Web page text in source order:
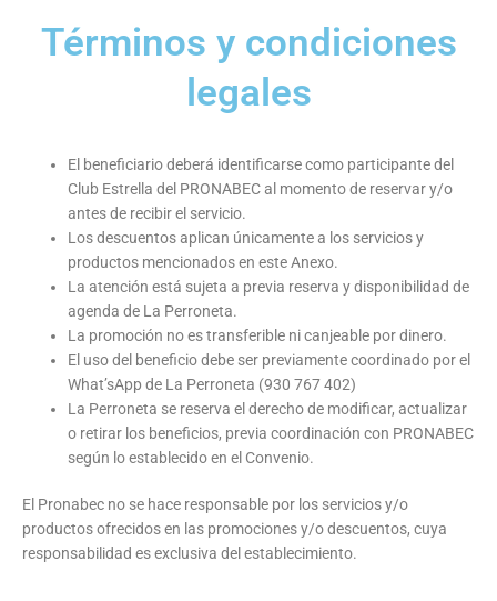
Términos y condiciones
legales
El beneficiario deberá identificarse como participante del
Club Estrella del PRONABEC al momento de reservar y/o
antes de recibir el servicio.
Los descuentos aplican únicamente a los servicios y
productos mencionados en este Anexo.
La atención está sujeta a previa reserva y disponibilidad de
agenda de La Perroneta.
La promoción no es transferible ni canjeable por dinero.
El uso del beneficio debe ser previamente coordinado por el
What’sApp de La Perroneta (930 767 402)
La Perroneta se reserva el derecho de modificar, actualizar
o retirar los beneficios, previa coordinación con PRONABEC
según lo establecido en el Convenio.
El Pronabec no se hace responsable por los servicios y/o
productos ofrecidos en las promociones y/o descuentos, cuya
responsabilidad es exclusiva del establecimiento.